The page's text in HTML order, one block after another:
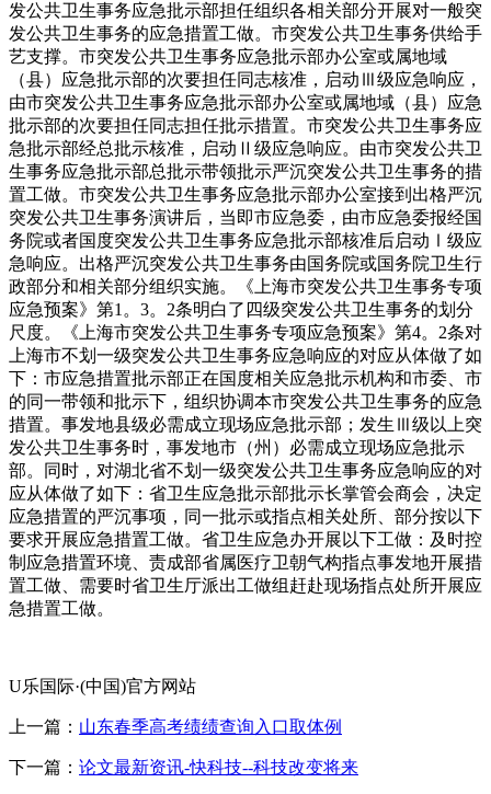
发公共卫生事务应急批示部担任组织各相关部分开展对一般突
发公共卫生事务的应急措置工做。市突发公共卫生事务供给手
艺支撑。市突发公共卫生事务应急批示部办公室或属地域
（县）应急批示部的次要担任同志核准，启动Ⅲ级应急响应，
由市突发公共卫生事务应急批示部办公室或属地域（县）应急
批示部的次要担任同志担任批示措置。市突发公共卫生事务应
急批示部经总批示核准，启动Ⅱ级应急响应。由市突发公共卫
生事务应急批示部总批示带领批示严沉突发公共卫生事务的措
置工做。市突发公共卫生事务应急批示部办公室接到出格严沉
突发公共卫生事务演讲后，当即市应急委，由市应急委报经国
务院或者国度突发公共卫生事务应急批示部核准后启动Ⅰ级应
急响应。出格严沉突发公共卫生事务由国务院或国务院卫生行
政部分和相关部分组织实施。《上海市突发公共卫生事务专项
应急预案》第1。3。2条明白了四级突发公共卫生事务的划分
尺度。《上海市突发公共卫生事务专项应急预案》第4。2条对
上海市不划一级突发公共卫生事务应急响应的对应从体做了如
下：市应急措置批示部正在国度相关应急批示机构和市委、市
的同一带领和批示下，组织协调本市突发公共卫生事务的应急
措置。事发地县级必需成立现场应急批示部；发生Ⅲ级以上突
发公共卫生事务时，事发地市（州）必需成立现场应急批示
部。同时，对湖北省不划一级突发公共卫生事务应急响应的对
应从体做了如下：省卫生应急批示部批示长掌管会商会，决定
应急措置的严沉事项，同一批示或指点相关处所、部分按以下
要求开展应急措置工做。省卫生应急办开展以下工做：及时控
制应急措置环境、责成部省属医疗卫朝气构指点事发地开展措
置工做、需要时省卫生厅派出工做组赶赴现场指点处所开展应
急措置工做。
U乐国际·(中国)官方网站
上一篇： 山东春季高考绩绩查询入口取体例
下一篇： 论文最新资讯-快科技--科技改变将来